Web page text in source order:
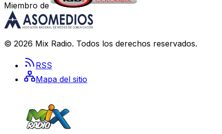
Miembro de
© 2026 Mix Radio. Todos los derechos reservados.
RSS
Mapa del sitio